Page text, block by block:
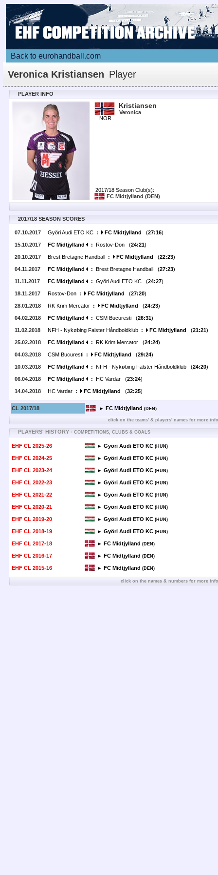
Back to eurohandball.com
Veronica Kristiansen Player
PLAYER INFO
NOR
Kristiansen
Veronica
2017/18 Season Club(s):
FC Midtjylland (DEN)
2017/18 SEASON SCORES
07.10.2017 Györi Audi ETO KC : FC Midtjylland (27:16)
15.10.2017 FC Midtjylland : Rostov-Don (24:21)
20.10.2017 Brest Bretagne Handball : FC Midtjylland (22:23)
04.11.2017 FC Midtjylland : Brest Bretagne Handball (27:23)
11.11.2017 FC Midtjylland : Györi Audi ETO KC (24:27)
18.11.2017 Rostov-Don : FC Midtjylland (27:20)
28.01.2018 RK Krim Mercator : FC Midtjylland (24:23)
04.02.2018 FC Midtjylland : CSM Bucuresti (26:31)
11.02.2018 NFH - Nykøbing Falster Håndboldklub : FC Midtjylland (21:21)
25.02.2018 FC Midtjylland : RK Krim Mercator (24:24)
04.03.2018 CSM Bucuresti : FC Midtjylland (29:24)
10.03.2018 FC Midtjylland : NFH - Nykøbing Falster Håndboldklub (24:20)
06.04.2018 FC Midtjylland : HC Vardar (23:24)
14.04.2018 HC Vardar : FC Midtjylland (32:25)
CL 2017/18 ► FC Midtjylland (DEN)
click on the teams' & players' names for more
PLAYERS' HISTORY - COMPETITIONS, CLUBS & GOALS
EHF CL 2025-26 ► Györi Audi ETO KC (HUN)
EHF CL 2024-25 ► Györi Audi ETO KC (HUN)
EHF CL 2023-24 ► Györi Audi ETO KC (HUN)
EHF CL 2022-23 ► Györi Audi ETO KC (HUN)
EHF CL 2021-22 ► Györi Audi ETO KC (HUN)
EHF CL 2020-21 ► Györi Audi ETO KC (HUN)
EHF CL 2019-20 ► Györi Audi ETO KC (HUN)
EHF CL 2018-19 ► Györi Audi ETO KC (HUN)
EHF CL 2017-18 ► FC Midtjylland (DEN)
EHF CL 2016-17 ► FC Midtjylland (DEN)
EHF CL 2015-16 ► FC Midtjylland (DEN)
click on the names & numbers for more